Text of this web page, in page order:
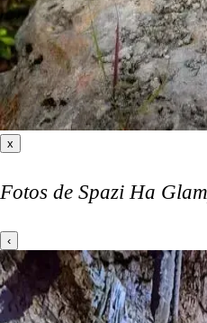
x
Fotos de Spazi Ha
‹